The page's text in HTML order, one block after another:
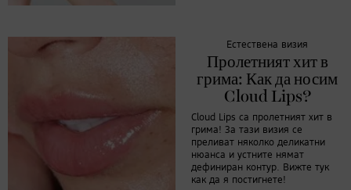
Естествена визия
Пролетният хит в
грима: Как да носим
Cloud Lips?
Cloud Lips са пролетният хит в
грима! За тази визия се
преливат няколко деликатни
нюанса и устните нямат
дефиниран контур. Вижте тук
как да я постигнете!